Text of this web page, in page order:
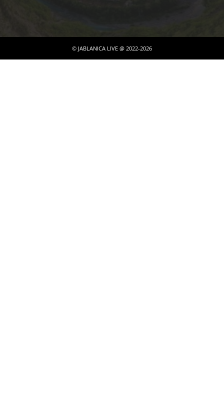
© JABLANICA LIVE @ 2022-2026